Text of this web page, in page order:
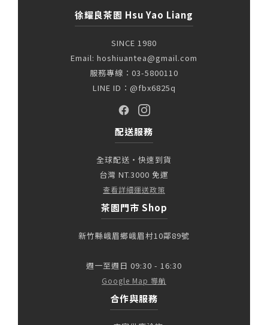
徐耀良茶園 Hsu Yao Liang
SINCE 1980
Email: hoshiuantea@gmail.com
服務專線：03-5800110
LINE ID：@fbx6825q
配送服務
全球配送・快速到貨
台灣 NT.3000 免運
查看詳細運送政策
茶園門市 Shop
新竹縣峨眉鄉峨眉村10鄰89號
週一至週日 09:30 - 16:30
Google Map 導航
合作與服務